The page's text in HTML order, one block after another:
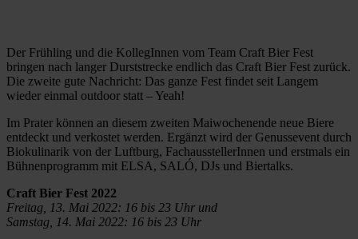
Der Frühling und die KollegInnen vom Team Craft Bier Fest
bringen nach langer Durststrecke endlich das Craft Bier Fest zurück.
Die zweite gute Nachricht: Das ganze Fest findet seit Langem
wieder einmal outdoor statt – Yeah!
Im Prater können an diesem zweiten Maiwochenende neue Biere
entdeckt und verkostet werden. Ergänzt wird der Genussevent durch
Biokulinarik von der Luftburg, FachausstellerInnen und erstmals ein
Bühnenprogramm mit ELSA, SALÓ, DJs und Biertalks.
Craft Bier Fest 2022
Freitag, 13. Mai 2022: 16 bis 23 Uhr und
Samstag, 14. Mai 2022: 16 bis 23 Uhr